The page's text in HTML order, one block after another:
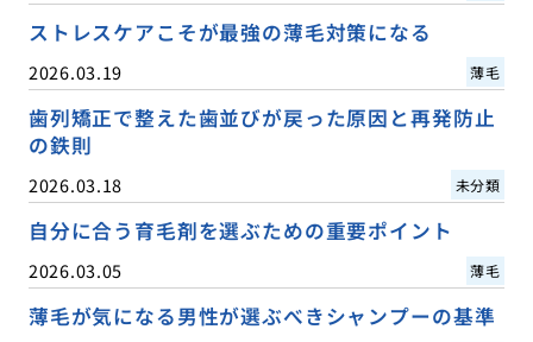
ストレスケアこそが最強の薄毛対策になる
2026.03.19 薄毛
歯列矯正で整えた歯並びが戻った原因と再発防止
の鉄則
2026.03.18 未分類
自分に合う育毛剤を選ぶための重要ポイント
2026.03.05 薄毛
薄毛が気になる男性が選ぶべきシャンプーの基準